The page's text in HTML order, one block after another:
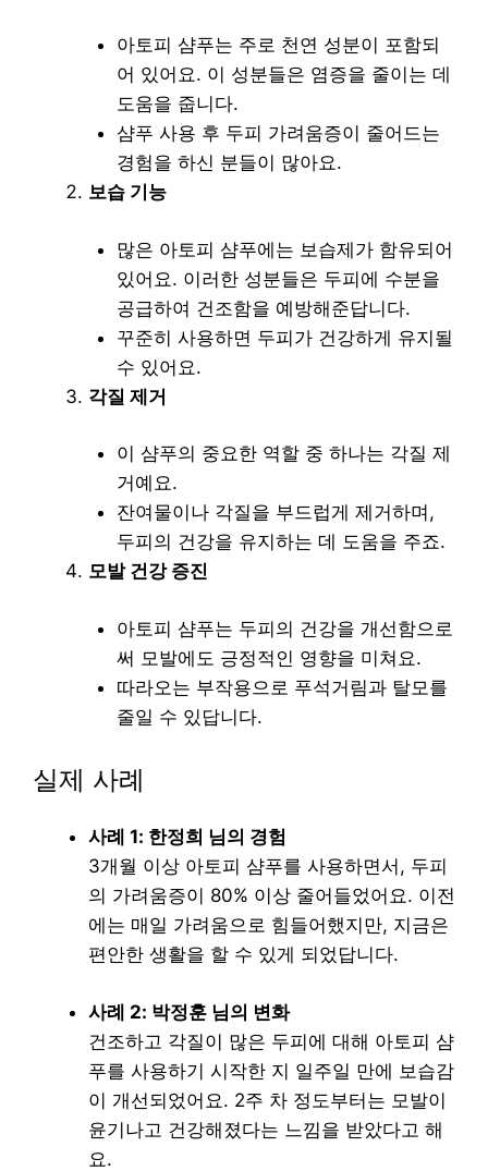
아토피 샴푸는 주로 천연 성분이 포함되
어 있어요. 이 성분들은 염증을 줄이는 데
도움을 줍니다.
샴푸 사용 후 두피 가려움증이 줄어드는
경험을 하신 분들이 많아요.
보습 기능
많은 아토피 샴푸에는 보습제가 함유되어
있어요. 이러한 성분들은 두피에 수분을
공급하여 건조함을 예방해준답니다.
꾸준히 사용하면 두피가 건강하게 유지될
수 있어요.
각질 제거
이 샴푸의 중요한 역할 중 하나는 각질 제
거예요.
잔여물이나 각질을 부드럽게 제거하며,
두피의 건강을 유지하는 데 도움을 주죠.
모발 건강 증진
아토피 샴푸는 두피의 건강을 개선함으로
써 모발에도 긍정적인 영향을 미쳐요.
따라오는 부작용으로 푸석거림과 탈모를
줄일 수 있답니다.
실제 사례
사례 1: 한정희 님의 경험
3개월 이상 아토피 샴푸를 사용하면서, 두피
의 가려움증이 80% 이상 줄어들었어요. 이전
에는 매일 가려움으로 힘들어했지만, 지금은
편안한 생활을 할 수 있게 되었답니다.
사례 2: 박정훈 님의 변화
건조하고 각질이 많은 두피에 대해 아토피 샴
푸를 사용하기 시작한 지 일주일 만에 보습감
이 개선되었어요. 2주 차 정도부터는 모발이
윤기나고 건강해졌다는 느낌을 받았다고 해
요.